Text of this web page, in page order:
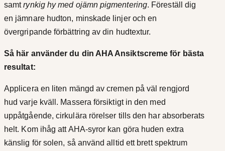
samtrynkig hy med ojämn pigmentering. Föreställ dig
en jämnare hudton, minskade linjer och en
övergripande förbättring av din hudtextur.
Så här använder du din AHA Ansiktscreme för bästa
resultat:
Applicera en liten mängd av cremen på väl rengjord
hud varje kväll. Massera försiktigt in den med
uppåtgående, cirkulära rörelser tills den har absorberats
helt. Kom ihåg att AHA-syror kan göra huden extra
känslig för solen, så använd alltid ett brett spektrum